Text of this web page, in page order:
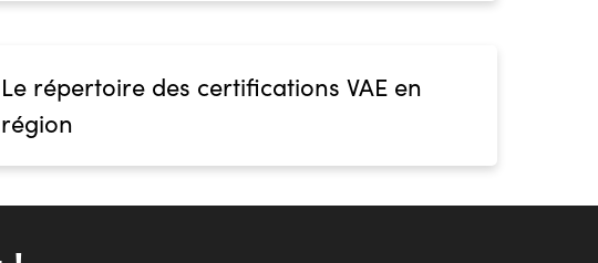
Le répertoire des certifications VAE en
région